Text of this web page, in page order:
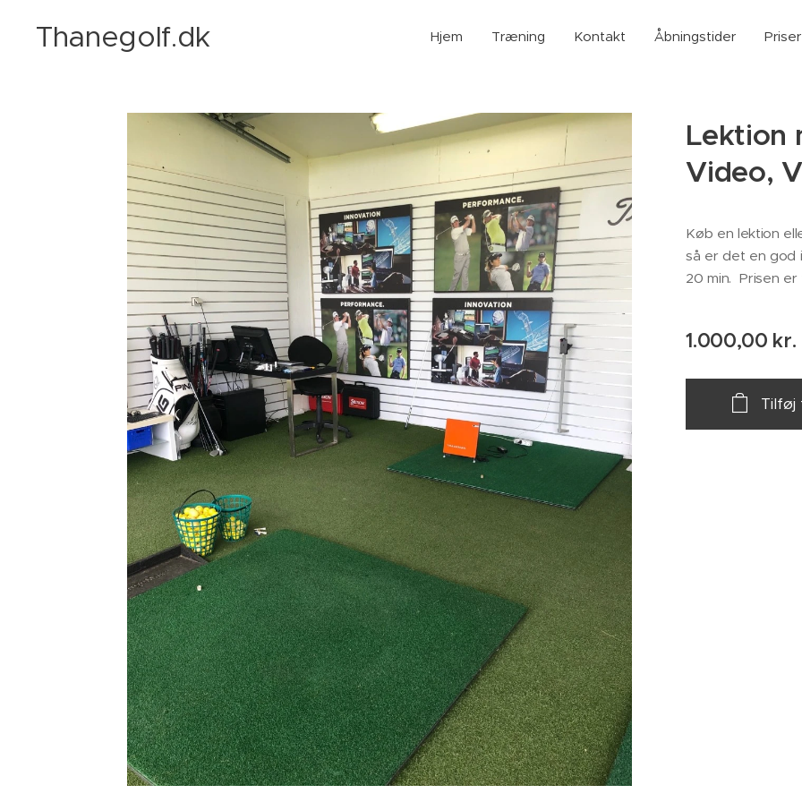
Thanegolf.dk Hjem Træning Kontakt Åbningstider Priser
Lektion
Video,
Køb en lektion
så er det en god
20 min. Prisen
1.000,00 kr.
Tilføj